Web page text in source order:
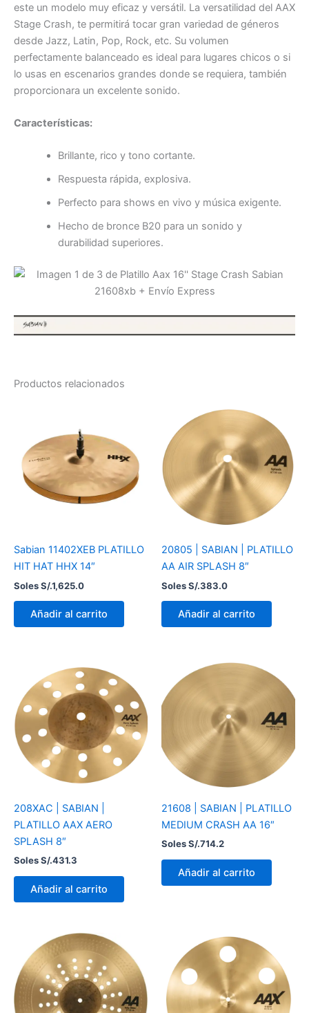
este un modelo muy eficaz y versátil. La versatilidad del AAX
Stage Crash, te permitirá tocar gran variedad de géneros
desde Jazz, Latin, Pop, Rock, etc. Su volumen
perfectamente balanceado es ideal para lugares chicos o si
lo usas en escenarios grandes donde se requiera, también
proporcionara un excelente sonido.
Características:
Brillante, rico y tono cortante.
Respuesta rápida, explosiva.
Perfecto para shows en vivo y música exigente.
Hecho de bronce B20 para un sonido y
durabilidad superiores.
Productos relacionados
Sabian 11402XEB PLATILLO
HIT HAT HHX 14″
Soles S/.1,625.0
Añadir al carrito
20805 | SABIAN | PLATILLO
AA AIR SPLASH 8″
Soles S/.383.0
Añadir al carrito
208XAC | SABIAN |
PLATILLO AAX AERO
SPLASH 8″
Soles S/.431.3
Añadir al carrito
21608 | SABIAN | PLATILLO
MEDIUM CRASH AA 16″
Soles S/.714.2
Añadir al carrito